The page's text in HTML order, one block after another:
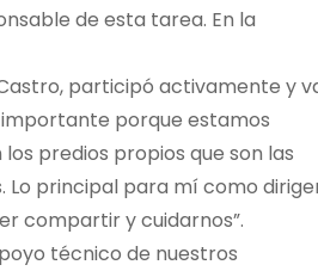
de esta tarea. En la
participó activamente y
porque estamos
predios propios que son las
principal para mí como
compartir y cuidarnos”.
técnico de nuestros